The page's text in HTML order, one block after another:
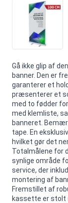
Gå ikke glip af
banner. Den er
garanterer et
præsenterer et
med to fødder
med klemliste,
banneret.
tape. En
hvilket gør det
Totalmålene for
synlige område
service, der
montering af
Fremstillet af
kassette er stolt